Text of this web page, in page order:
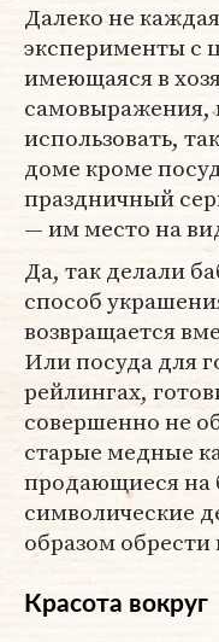
Далеко не
эксперименты с
имеющаяся в
самовыражения,
использовать,
доме кроме
праздничный
— им место на
Да, так делали
способ
возвращается
Или посуда для
рейлингах,
совершенно не
старые медные
продающиеся на
символические
образом
Красота вокруг